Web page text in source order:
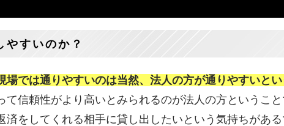
すいのか？
場では通りやすいのは当然、法人の方が通りやすいと
て信頼性がより高いとみられるのが法人の方というこ
をしてくれる相手に貸し出したいという気持ちがあ